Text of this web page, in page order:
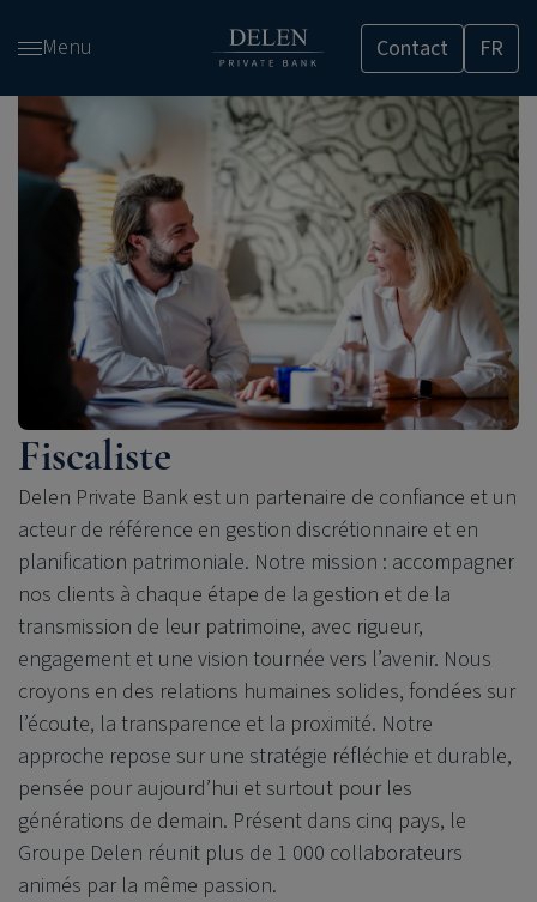
au
contenu
Menu Contact FR
Fiscaliste
Delen Private Bank est un partenaire de confiance et un
acteur de référence en gestion discrétionnaire et en
planification patrimoniale. Notre mission : accompagner
nos clients à chaque étape de la gestion et de la
transmission de leur patrimoine, avec rigueur,
engagement et une vision tournée vers l’avenir. Nous
croyons en des relations humaines solides, fondées sur
l’écoute, la transparence et la proximité. Notre
approche repose sur une stratégie réfléchie et durable,
pensée pour aujourd’hui et surtout pour les
générations de demain. Présent dans cinq pays, le
Groupe Delen réunit plus de 1 000 collaborateurs
animés par la même passion.